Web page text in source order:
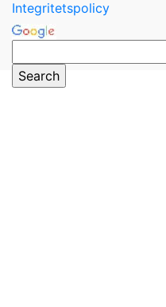
Integritetspolicy